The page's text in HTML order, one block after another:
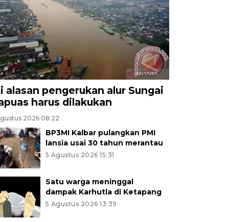
alasan pengerukan alur Sungai
harus dilakukan
2026 08:22
BP3MI Kalbar pulangkan PMI
lansia usai 30 tahun merantau
5 Agustus 2026 15:31
Satu warga meninggal
dampak Karhutla di Ketapang
5 Agustus 2026 13:39